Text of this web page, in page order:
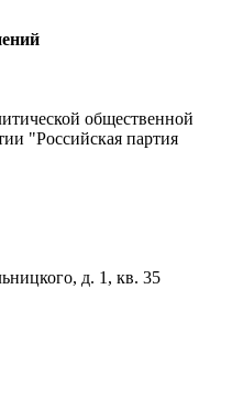
общественной
"Российская партия
д. 1, кв. 35